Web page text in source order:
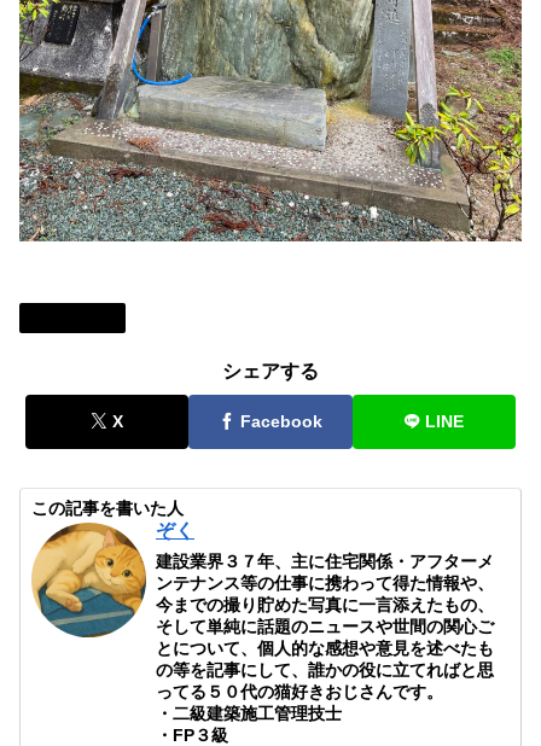
シェアする
X Facebook LINE
この記事を書いた人
ぞく
建設業界３７年、主に住宅関係・アフターメ
ンテナンス等の仕事に携わって得た情報や、
今までの撮り貯めた写真に一言添えたもの、
そして単純に話題のニュースや世間の関心ご
とについて、個人的な感想や意見を述べたも
の等を記事にして、誰かの役に立てればと思
ってる５０代の猫好きおじさんです。
・二級建築施工管理技士
・FP３級